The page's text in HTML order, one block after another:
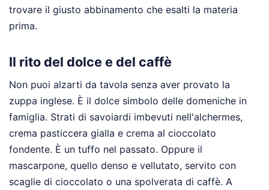
trovare il giusto abbinamento che esalti la materia
prima.
Il rito del dolce e del caffè
Non puoi alzarti da tavola senza aver provato la
zuppa inglese. È il dolce simbolo delle domeniche in
famiglia. Strati di savoiardi imbevuti nell'alchermes,
crema pasticcera gialla e crema al cioccolato
fondente. È un tuffo nel passato. Oppure il
mascarpone, quello denso e vellutato, servito con
scaglie di cioccolato o una spolverata di caffè. A